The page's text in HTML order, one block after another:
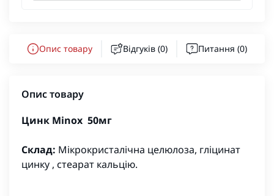
Опис товару Відгуків (0) Питання (0)
Опис товару
Цинк Minox 50мг
Склад: Мікрокристалічна целюлоза, гліцинат
цинку , стеарат кальцію.